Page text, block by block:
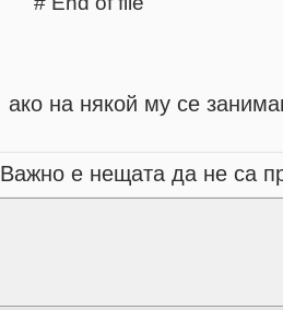
ако на някой му се
Важно е нещата да не са